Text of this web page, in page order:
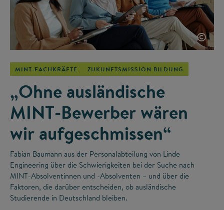
©
MINT-FACHKRÄFTE ZUKUNFTSMISSION BILDUNG
„Ohne ausländische
MINT-Bewerber wären
wir aufgeschmissen“
Fabian Baumann aus der Personalabteilung von Linde
Engineering über die Schwierigkeiten bei der Suche nach
MINT-Absolventinnen und -Absolventen – und über die
Faktoren, die darüber entscheiden, ob ausländische
Studierende in Deutschland bleiben.